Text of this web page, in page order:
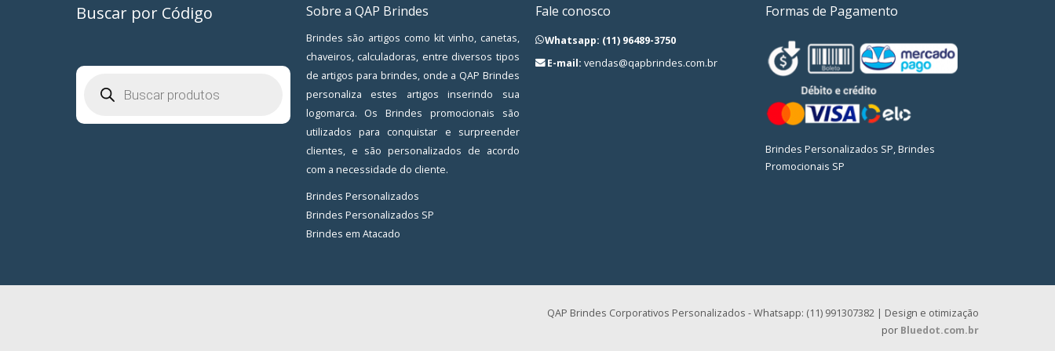
Buscar por Código
produtos
Sobre a QAP Brindes
Brindes são artigos como kit vinho, canetas,
chaveiros, calculadoras, entre diversos tipos
de artigos para brindes, onde a QAP Brindes
personaliza estes artigos inserindo sua
logomarca. Os Brindes promocionais são
utilizados para conquistar e surpreender
clientes, e são personalizados de acordo
com a necessidade do cliente.
Brindes Personalizados
Brindes Personalizados SP
Brindes em Atacado
Fale conosco
Whatsapp: (11) 96489-3750
E-mail: vendas@qapbrindes.com.br
Formas de Pagamento
Brindes Personalizados SP, Brindes
Promocionais SP
QAP Brindes Corporativos Personalizados - Whatsapp: (11) 991307382 | Design e otimização
por Bluedot.com.br